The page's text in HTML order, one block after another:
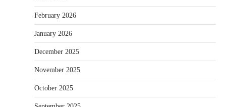
February 2026
January 2026
December 2025
November 2025
October 2025